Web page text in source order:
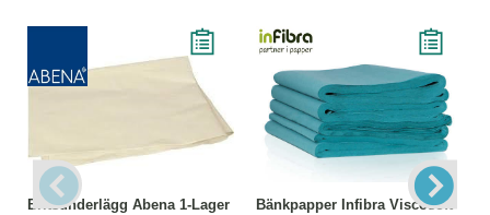
Britsunderlägg Abena 1-Lager
Bänkpapper Infibra Viscosoft